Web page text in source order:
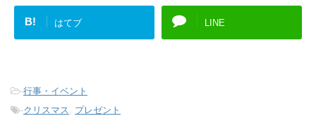
B! はてブ LINE
-行事・イベント
-クリスマス, プレゼント